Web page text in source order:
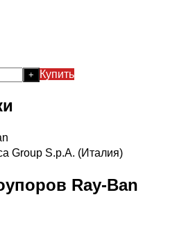
+ Купить
Group S.p.A. (Италия)
Ray-Ban